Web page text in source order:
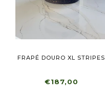
FRAPÉ DOURO XL STRIPES
€187,00